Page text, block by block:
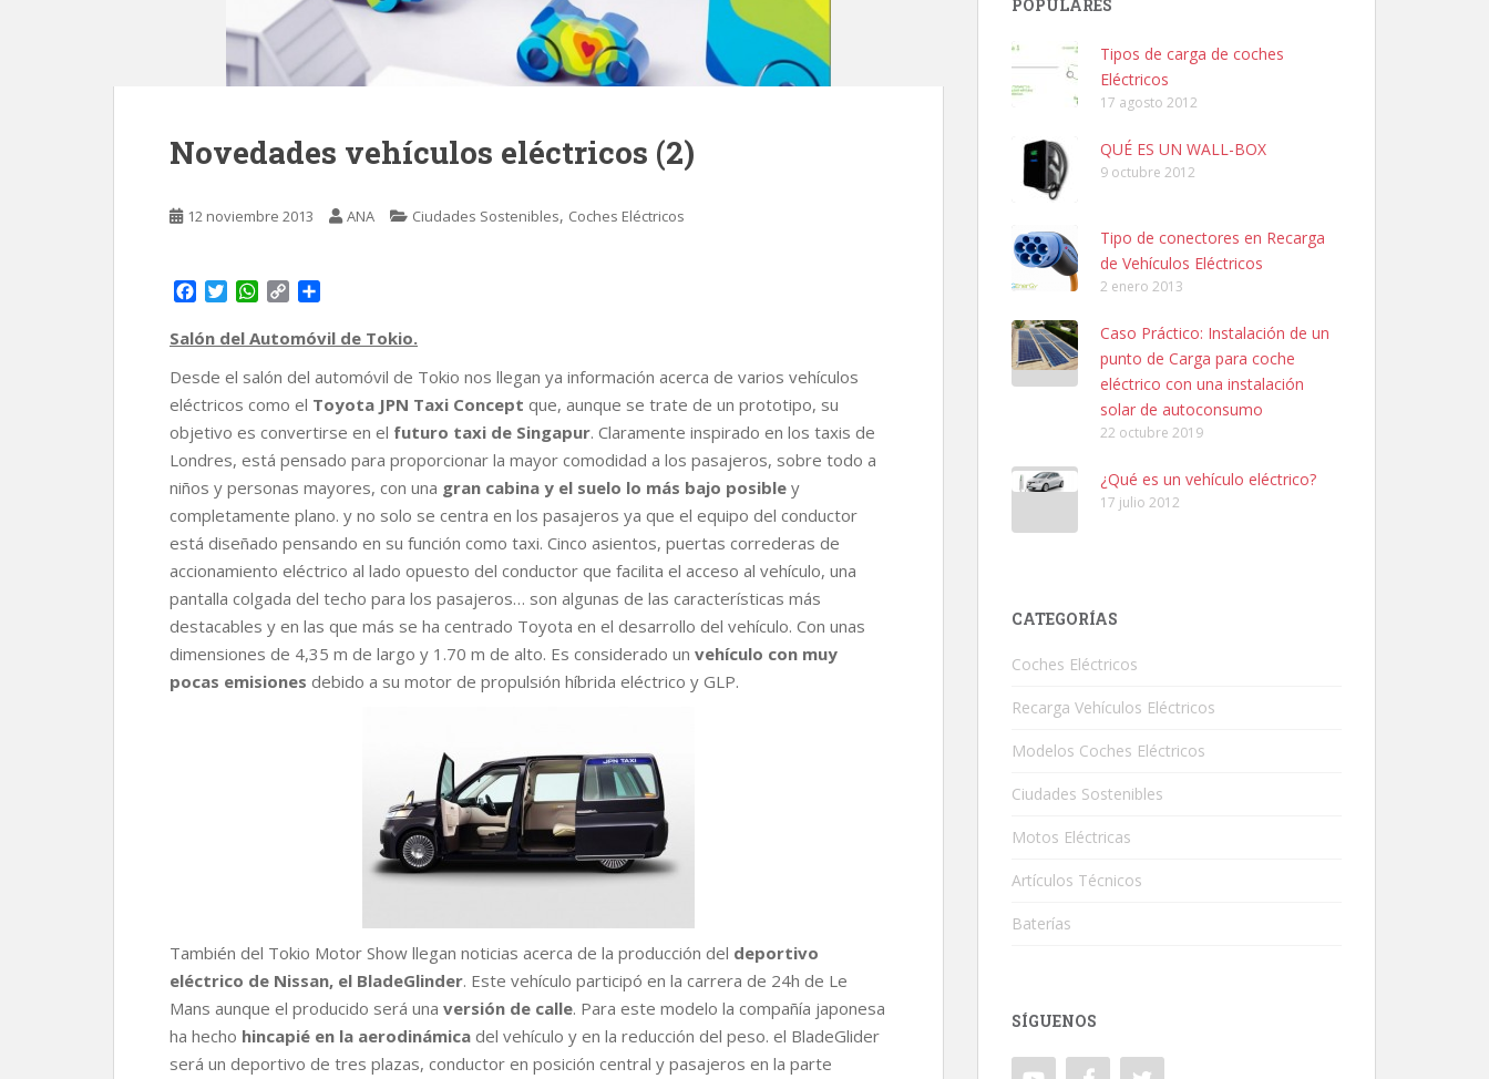
Novedades vehículos eléctricos (2)
12 noviembre 2013 ANA Ciudades Sostenibles, Coches Eléctricos
c
b
o
o
k
i
t
e
r
W
a
s
A
p
p
p
L
n
k
m
a
r
t
i
r
Salón del Automóvil de Tokio.
Desde el salón del automóvil de Tokio nos llegan ya información acerca de varios vehículos
eléctricos como el Toyota JPN Taxi Concept que, aunque se trate de un prototipo, su
objetivo es convertirse en el futuro taxi de Singapur. Claramente inspirado en los taxis de
Londres, está pensado para proporcionar la mayor comodidad a los pasajeros, sobre todo a
niños y personas mayores, con una gran cabina y el suelo lo más bajo posible y
completamente plano. y no solo se centra en los pasajeros ya que el equipo del conductor
está diseñado pensando en su función como taxi. Cinco asientos, puertas correderas de
accionamiento eléctrico al lado opuesto del conductor que facilita el acceso al vehículo, una
pantalla colgada del techo para los pasajeros… son algunas de las características más
destacables y en las que más se ha centrado Toyota en el desarrollo del vehículo. Con unas
dimensiones de 4,35 m de largo y 1.70 m de alto. Es considerado un vehículo con muy
pocas emisiones debido a su motor de propulsión híbrida eléctrico y GLP.
También del Tokio Motor Show llegan noticias acerca de la producción del deportivo
eléctrico de Nissan, el BladeGlinder. Este vehículo participó en la carrera de 24h de Le
Mans aunque el producido será una versión de calle. Para este modelo la compañía japonesa
ha hecho hincapié en la aerodinámica del vehículo y en la reducción del peso. el BladeGlider
será un deportivo de tres plazas, conductor en posición central y pasajeros en la parte
POPULARES
Tipos de carga de coches
Eléctricos
17 agosto 2012
QUÉ ES UN WALL-BOX
9 octubre 2012
Tipo de conectores en Recarga
de Vehículos Eléctricos
2 enero 2013
Caso Práctico: Instalación de un
punto de Carga para coche
eléctrico con una instalación
solar de autoconsumo
22 octubre 2019
¿Qué es un vehículo eléctrico?
17 julio 2012
CATEGORÍAS
Coches Eléctricos
Recarga Vehículos Eléctricos
Modelos Coches Eléctricos
Ciudades Sostenibles
Motos Eléctricas
Artículos Técnicos
Baterías
SÍGUENOS